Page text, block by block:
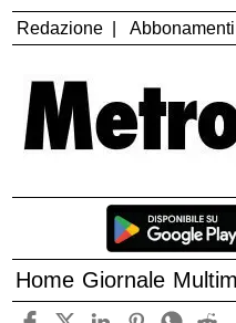
Redazione Abbonamenti
Home Giornale